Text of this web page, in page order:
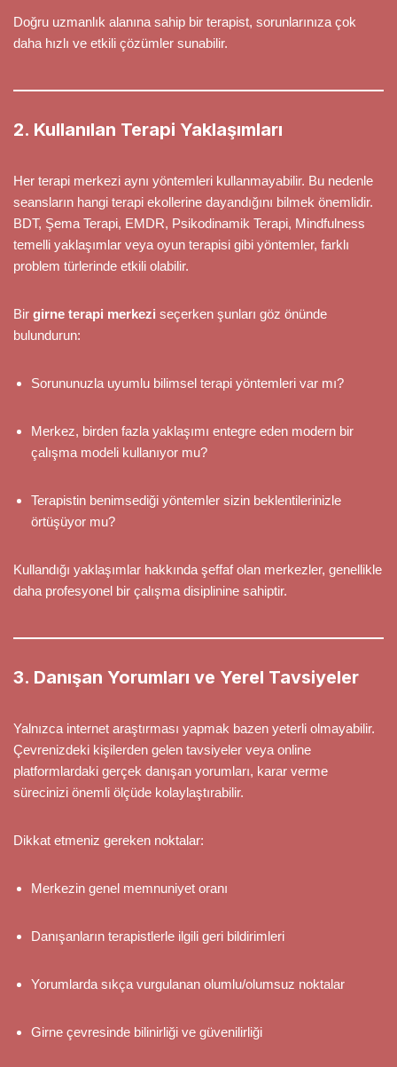
Doğru uzmanlık alanına sahip bir terapist, sorunlarınıza çok
daha hızlı ve etkili çözümler sunabilir.
2. Kullanılan Terapi Yaklaşımları
Her terapi merkezi aynı yöntemleri kullanmayabilir. Bu nedenle
seansların hangi terapi ekollerine dayandığını bilmek önemlidir.
BDT, Şema Terapi, EMDR, Psikodinamik Terapi, Mindfulness
temelli yaklaşımlar veya oyun terapisi gibi yöntemler, farklı
problem türlerinde etkili olabilir.
Bir girne terapi merkezi seçerken şunları göz önünde
bulundurun:
Sorununuzla uyumlu bilimsel terapi yöntemleri var mı?
Merkez, birden fazla yaklaşımı entegre eden modern bir
çalışma modeli kullanıyor mu?
Terapistin benimsediği yöntemler sizin beklentilerinizle
örtüşüyor mu?
Kullandığı yaklaşımlar hakkında şeffaf olan merkezler, genellikle
daha profesyonel bir çalışma disiplinine sahiptir.
3. Danışan Yorumları ve Yerel Tavsiyeler
Yalnızca internet araştırması yapmak bazen yeterli olmayabilir.
Çevrenizdeki kişilerden gelen tavsiyeler veya online
platformlardaki gerçek danışan yorumları, karar verme
sürecinizi önemli ölçüde kolaylaştırabilir.
Dikkat etmeniz gereken noktalar:
Merkezin genel memnuniyet oranı
Danışanların terapistlerle ilgili geri bildirimleri
Yorumlarda sıkça vurgulanan olumlu/olumsuz noktalar
Girne çevresinde bilinirliği ve güvenilirliği